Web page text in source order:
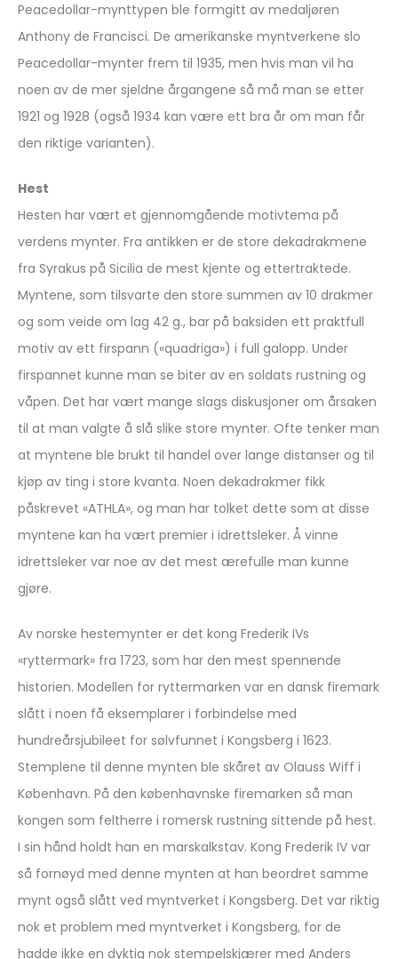
Peacedollar-mynttypen ble formgitt av medaljøren
Anthony de Francisci. De amerikanske myntverkene slo
Peacedollar-mynter frem til 1935, men hvis man vil ha
noen av de mer sjeldne årgangene så må man se etter
1921 og 1928 (også 1934 kan være ett bra år om man får
den riktige varianten).
Hest
Hesten har vært et gjennomgående motivtema på
verdens mynter. Fra antikken er de store dekadrakmene
fra Syrakus på Sicilia de mest kjente og ettertraktede.
Myntene, som tilsvarte den store summen av 10 drakmer
og som veide om lag 42 g., bar på baksiden ett praktfull
motiv av ett firspann («quadriga») i full galopp. Under
firspannet kunne man se biter av en soldats rustning og
våpen. Det har vært mange slags diskusjoner om årsaken
til at man valgte å slå slike store mynter. Ofte tenker man
at myntene ble brukt til handel over lange distanser og til
kjøp av ting i store kvanta. Noen dekadrakmer fikk
påskrevet «ATHLA», og man har tolket dette som at disse
myntene kan ha vært premier i idrettsleker. Å vinne
idrettsleker var noe av det mest ærefulle man kunne
gjøre.
Av norske hestemynter er det kong Frederik IVs
«ryttermark» fra 1723, som har den mest spennende
historien. Modellen for ryttermarken var en dansk firemark
slått i noen få eksemplarer i forbindelse med
hundreårsjubileet for sølvfunnet i Kongsberg i 1623.
Stemplene til denne mynten ble skåret av Olauss Wiff i
København. På den københavnske firemarken så man
kongen som feltherre i romersk rustning sittende på hest.
I sin hånd holdt han en marskalkstav. Kong Frederik IV var
så fornøyd med denne mynten at han beordret samme
mynt også slått ved myntverket i Kongsberg. Det var riktig
nok et problem med myntverket i Kongsberg, for de
hadde ikke en dyktig nok stempelskjærer med Anders